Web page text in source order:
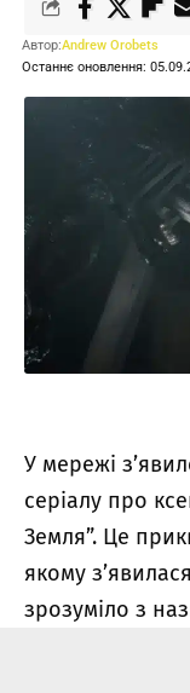
Останнє оновлення:
Автор:Andrew Orobets
У мережі
серіалу про
Земля”. Це
якому
зрозуміло з